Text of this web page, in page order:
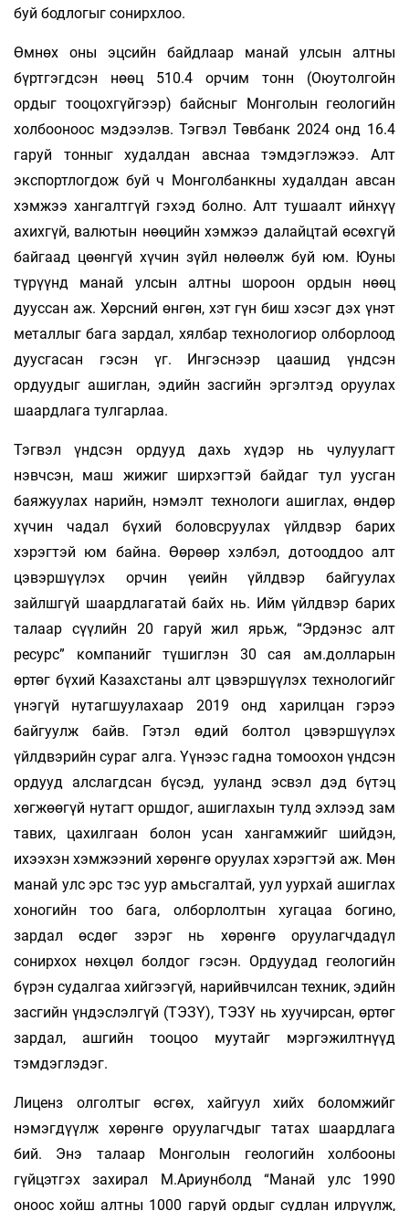
буй бодлогыг сонирхлоо.
Өмнөх оны эцсийн байдлаар манай улсын алтны
бүртгэгдсэн нөөц 510.4 орчим тонн (Оюутолгойн
ордыг тооцохгүйгээр) байсныг Монголын геологийн
холбооноос мэдээлэв. Тэгвэл Төвбанк 2024 онд 16.4
гаруй тонныг худалдан авснаа тэмдэглэжээ. Алт
экспортлогдож буй ч Монголбанкны худалдан авсан
хэмжээ хангалтгүй гэхэд болно. Алт тушаалт ийнхүү
ахихгүй, валютын нөөцийн хэмжээ далайцтай өсөхгүй
байгаад цөөнгүй хүчин зүйл нөлөөлж буй юм. Юуны
түрүүнд манай улсын алтны шороон ордын нөөц
дууссан аж. Хөрсний өнгөн, хэт гүн биш хэсэг дэх үнэт
металлыг бага зардал, хялбар технологиор олборлоод
дуусгасан гэсэн үг. Ингэснээр цаашид үндсэн
ордуудыг ашиглан, эдийн засгийн эргэлтэд оруулах
шаардлага тулгарлаа.
Тэгвэл үндсэн ордууд дахь хүдэр нь чулуулагт
нэвчсэн, маш жижиг ширхэгтэй байдаг тул уусган
баяжуулах нарийн, нэмэлт технологи ашиглах, өндөр
хүчин чадал бүхий боловсруулах үйлдвэр барих
хэрэгтэй юм байна. Өөрөөр хэлбэл, дотооддоо алт
цэвэршүүлэх орчин үеийн үйлдвэр байгуулах
зайлшгүй шаардлагатай байх нь. Ийм үйлдвэр барих
талаар сүүлийн 20 гаруй жил ярьж, “Эрдэнэс алт
ресурс” компанийг түшиглэн 30 сая ам.долларын
өртөг бүхий Казахстаны алт цэвэршүүлэх технологийг
үнэгүй нутагшуулахаар 2019 онд харилцан гэрээ
байгуулж байв. Гэтэл өдий болтол цэвэршүүлэх
үйлдвэрийн сураг алга. Үүнээс гадна томоохон үндсэн
ордууд алслагдсан бүсэд, ууланд эсвэл дэд бүтэц
хөгжөөгүй нутагт оршдог, ашиглахын тулд эхлээд зам
тавих, цахилгаан болон усан хангамжийг шийдэн,
ихээхэн хэмжээний хөрөнгө оруулах хэрэгтэй аж. Мөн
манай улс эрс тэс уур амьсгалтай, уул уурхай ашиглах
хоногийн тоо бага, олборлолтын хугацаа богино,
зардал өсдөг зэрэг нь хөрөнгө оруулагчдадүл
сонирхох нөхцөл болдог гэсэн. Ордуудад геологийн
бүрэн судалгаа хийгээгүй, нарийвчилсан техник, эдийн
засгийн үндэслэлгүй (ТЭЗҮ), ТЭЗҮ нь хуучирсан, өртөг
зардал, ашгийн тооцоо муутайг мэргэжилтнүүд
тэмдэглэдэг.
Лиценз олголтыг өсгөх, хайгуул хийх боломжийг
нэмэгдүүлж хөрөнгө оруулагчдыг татах шаардлага
бий. Энэ талаар Монголын геологийн холбооны
гүйцэтгэх захирал М.Ариунболд “Манай улс 1990
оноос хойш алтны 1000 гаруй ордыг судлан илрүүлж,